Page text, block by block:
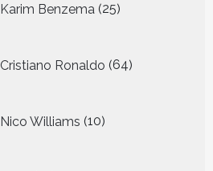
Karim Benzema 25
producten
Cristiano Ronaldo 64
producten
Nico Williams 10
producten